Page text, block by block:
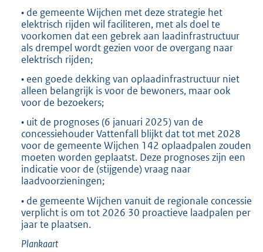
• de gemeente Wijchen met deze strategie het
elektrisch rijden wil faciliteren, met als doel te
voorkomen dat een gebrek aan laadinfrastructuur
als drempel wordt gezien voor de overgang naar
elektrisch rijden;
• een goede dekking van oplaadinfrastructuur niet
alleen belangrijk is voor de bewoners, maar ook
voor de bezoekers;
• uit de prognoses (6 januari 2025) van de
concessiehouder Vattenfall blijkt dat tot met 2028
voor de gemeente Wijchen 142 oplaadpalen zouden
moeten worden geplaatst. Deze prognoses zijn een
indicatie voor de (stijgende) vraag naar
laadvoorzieningen;
• de gemeente Wijchen vanuit de regionale concessie
verplicht is om tot 2026 30 proactieve laadpalen per
jaar te plaatsen.
Plankaart